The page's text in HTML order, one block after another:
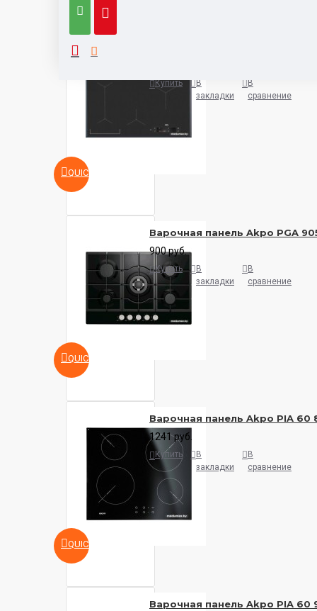
QUICKVIEW
Купить
В
закладки
В
сравнение
QUICKVIEW
Варочная панель Akpo PGA
900 руб.
Купить
В
закладки
В
сравнение
QUICKVIEW
Варочная панель Akpo PIA 60
1241 руб.
Купить
В
закладки
В
сравнение
Варочная панель Akpo PIA 60